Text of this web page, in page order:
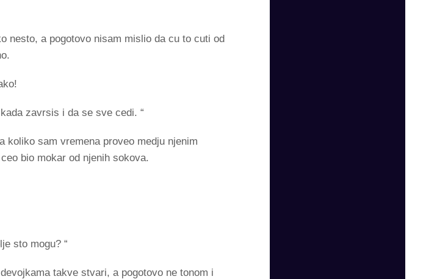
nesto, a pogotovo nisam mislio da cu to cuti od
zavrsis i da se sve cedi. “
koliko sam vremena proveo medju njenim
bio mokar od njenih sokova.
sto mogu? “
takve stvari, a pogotovo ne tonom i